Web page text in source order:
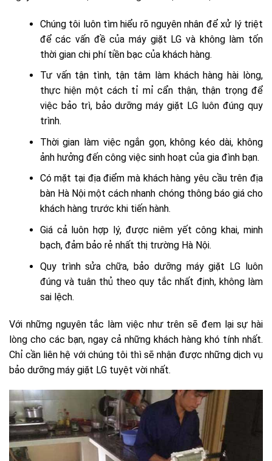
Chúng tôi luôn tìm hiểu rõ nguyên nhân để xử lý triệt
để các vấn đề của máy giặt LG và không làm tốn
thời gian chi phí tiền bạc của khách hàng.
Tư vấn tận tình, tận tâm làm khách hàng hài lòng,
thực hiện một cách tỉ mỉ cẩn thận, thận trọng để
việc bảo trì, bảo dưỡng máy giặt LG luôn đúng quy
trình.
Thời gian làm việc ngắn gọn, không kéo dài, không
ảnh hưởng đến công việc sinh hoạt của gia đình bạn.
Có mặt tại địa điểm mà khách hàng yêu cầu trên địa
bàn Hà Nội một cách nhanh chóng thông báo giá cho
khách hàng trước khi tiến hành.
Giá cả luôn hợp lý, được niêm yết công khai, minh
bạch, đảm bảo rẻ nhất thị trường Hà Nội.
Quy trình sửa chữa, bảo dưỡng máy giặt LG luôn
đúng và tuân thủ theo quy tắc nhất định, không làm
sai lệch.
Với những nguyên tắc làm việc như trên sẽ đem lại sự hài
lòng cho các bạn, ngay cả những khách hàng khó tính nhất.
Chỉ cần liên hệ với chúng tôi thì sẽ nhận được những dịch vụ
bảo dưỡng máy giặt LG tuyệt vời nhất.